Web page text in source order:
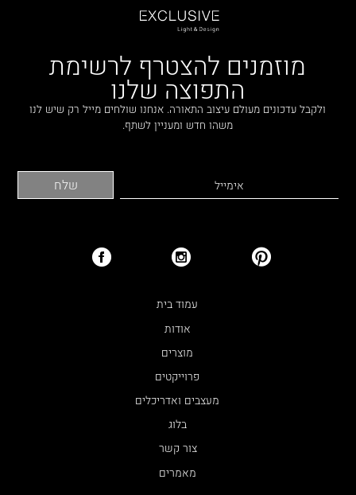
מוזמנים להצטרף לרשימת
התפוצה שלנו
ולקבל עדכונים מעולם עיצוב התאורה. אנחנו שולחים מייל רק שיש לנו
משהו חדש ומעניין לשתף.
עמוד בית
אודות
מוצרים
פרוייקטים
מעצבים ואדריכלים
בלוג
צור קשר
מאמרים